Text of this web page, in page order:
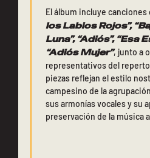
El álbum incluye canciones
los Labios Rojos”,
Luna”, “Adiós”, “Esa
“Adiós Mujer”, junto a
representativos del
piezas reflejan el estilo
campesino de la
sus armonías vocales y su
preservación de la música